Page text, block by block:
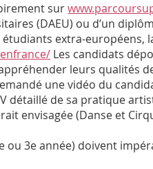
sur
(DAEU) ou d’un
étudiants extra-européens,
Les candidats
leurs qualités
une vidéo du
détaillé de sa pratique
envisagée (Danse et
ou 3e année) doivent